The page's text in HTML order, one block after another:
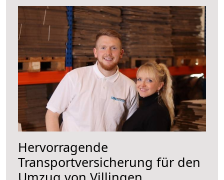
Hervorragende
Transportversicherung für den